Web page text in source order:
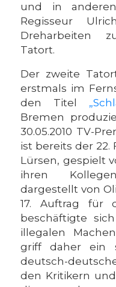
und in
Regisseur
Dreharbeiten
Tatort.
Der zweite
erstmals im
den Titel
Bremen
30.05.2010 TV-
ist bereits der 22.
Lürsen, gespielt
ihren
dargestellt von
17. Auftrag für
beschäftigte
illegalen
griff daher ein
deutsch-
den Kritikern